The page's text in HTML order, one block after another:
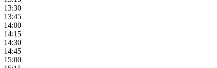
13:30
13:45
14:00
14:15
14:30
14:45
15:00